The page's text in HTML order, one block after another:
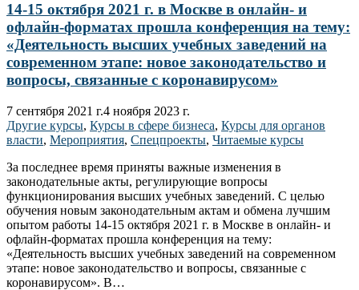
14-15 октября 2021 г. в Москве в онлайн- и
офлайн-форматах прошла конференция на тему:
«Деятельность высших учебных заведений на
современном этапе: новое законодательство и
вопросы, связанные с коронавирусом»
7 сентября 2021 г.4 ноября 2023 г.
Другие курсы, Курсы в сфере бизнеса, Курсы для органов
власти, Мероприятия, Спецпроекты, Читаемые курсы
За последнее время приняты важные изменения в
законодательные акты, регулирующие вопросы
функционирования высших учебных заведений. С целью
обучения новым законодательным актам и обмена лучшим
опытом работы 14-15 октября 2021 г. в Москве в онлайн- и
офлайн-форматах прошла конференция на тему:
«Деятельность высших учебных заведений на современном
этапе: новое законодательство и вопросы, связанные с
коронавирусом». В…